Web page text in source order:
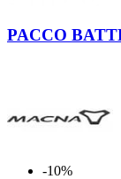
PACCO
-10%